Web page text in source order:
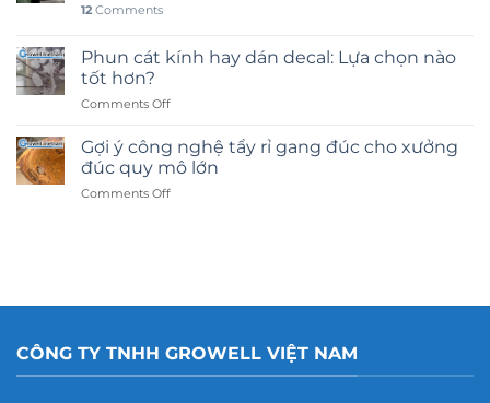
12 Comments
Phun cát kính hay dán decal: Lựa chọn nào
tốt hơn?
Comments Offon
kính
hay
dán
hơn?
Gợi ý công nghệ tẩy rỉ gang đúc cho xưởng
đúc quy mô lớn
Comments Offon
rỉ
cho
xưởng
CÔNG TY TNHH GROWELL VIỆT NAM